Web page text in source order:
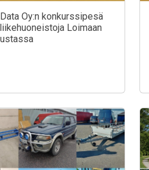
Oy:n konkurssipesä
Loimaan